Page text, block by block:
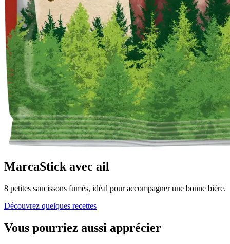
MarcaStick avec ail
8 petites saucissons fumés, idéal pour accompagner une bonne bière.
Découvrez quelques recettes
Vous pourriez aussi apprécier